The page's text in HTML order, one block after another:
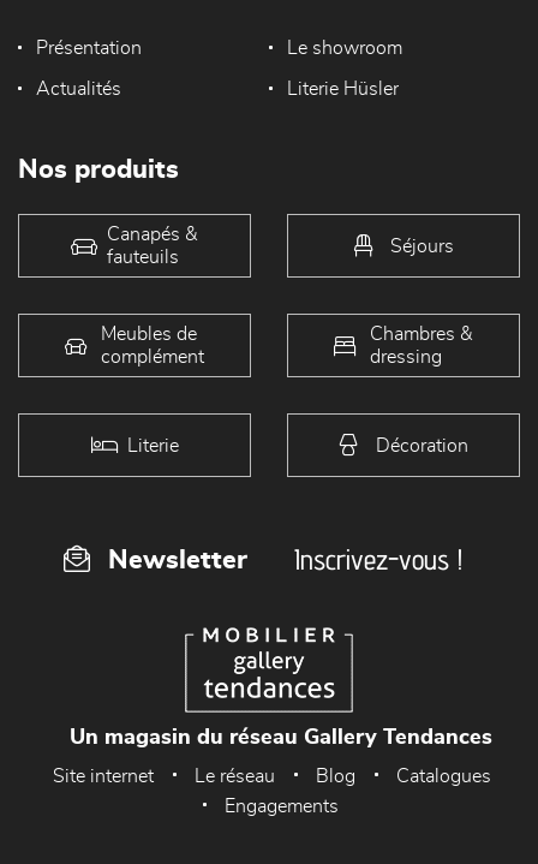
Présentation Le showroom
Actualités Literie Hüsler
Nos produits
Canapés &
fauteuils
Séjours
Meubles de
complément
Chambres &
dressing
Literie Décoration
Newsletter Inscrivez-vous !
Un magasin du réseau Gallery Tendances
Site internet Le réseau Blog
Catalogues
Engagements